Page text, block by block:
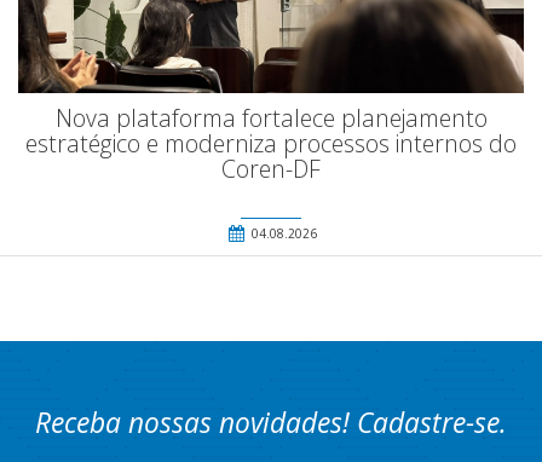
Nova plataforma fortalece planejamento
estratégico e moderniza processos internos do
Coren-DF
04.08.2026
Receba nossas novidades! Cadastre-se.